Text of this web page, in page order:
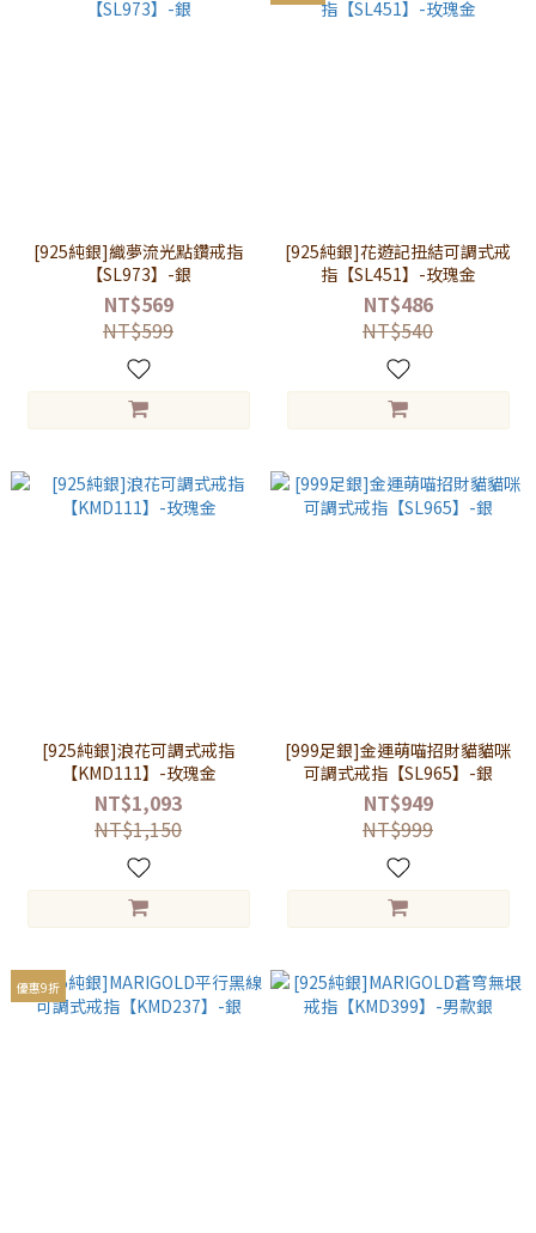
[925純銀]織夢流光點鑽戒指
【SL973】-銀
NT$569
NT$599
[925純銀]花遊記扭結可調式戒
指【SL451】-玫瑰金
NT$486
NT$540
[925純銀]浪花可調式戒指
【KMD111】-玫瑰金
NT$1,093
NT$1,150
[999足銀]金運萌喵招財貓貓咪
可調式戒指【SL965】-銀
NT$949
NT$999
優惠9折